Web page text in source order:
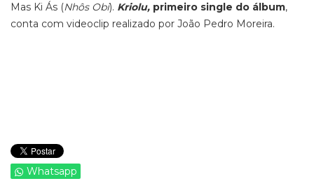
Mas Ki Ás (Nhôs Obi). Kriolu, primeiro single do álbum,
conta com videoclip realizado por João Pedro Moreira.
Whatsapp